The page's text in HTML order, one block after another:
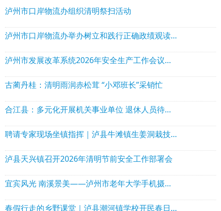
泸州市口岸物流办组织清明祭扫活动
泸州市口岸物流办举办树立和践行正确政绩观读书班，以学促干赋能高质量发展
泸州市发展改革系统2026年安全生产工作会议暨全市能源安全生产专业委员会工作会议召开
古蔺丹桂：清明雨润赤松茸 “小邓班长”采销忙
合江县：多元化开展机关事业单位 退休人员待遇领取资格认证
聘请专家现场坐镇指挥｜泸县牛滩镇生姜洞栽技术赋能特色产业振兴
泸县天兴镇召开2026年清明节前安全工作部署会
宜宾风光 南溪景美——泸州市老年大学手机摄影班游学特写
春假行走的乡野课堂｜泸县潮河镇学校开民春日野炊实践活动